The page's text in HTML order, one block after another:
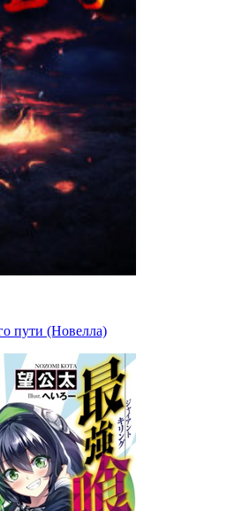
пути (Новелла)